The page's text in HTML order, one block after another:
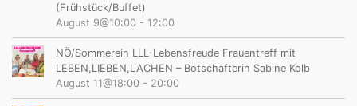
(Frühstück/Buffet)
August 9@10:00 - 12:00
NÖ/Sommerein LLL-Lebensfreude Frauentreff mit
LEBEN,LIEBEN,LACHEN – Botschafterin Sabine Kolb
August 11@18:00 - 20:00